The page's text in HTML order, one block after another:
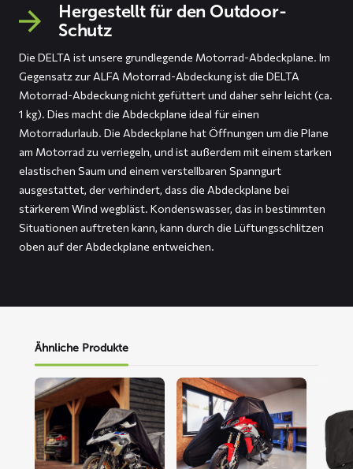
Hergestellt für den Outdoor-
Schutz
Die DELTA ist unsere grundlegende Motorrad-Abdeckplane. Im
Gegensatz zur ALFA Motorrad-Abdeckung ist die DELTA
Motorrad-Abdeckung nicht gefüttert und daher sehr leicht (ca.
1 kg). Dies macht die Abdeckplane ideal für einen
Motorradurlaub. Die Abdeckplane hat Öffnungen um die Plane
am Motorrad zu verriegeln, und ist außerdem mit einem starken
elastischen Saum und einem verstellbaren Spanngurt
ausgestattet, der verhindert, dass die Abdeckplane bei
stärkerem Wind wegbläst. Kondenswasser, das in bestimmten
Situationen auftreten kann, kann durch die Lüftungsschlitzen
oben auf der Abdeckplane entweichen.
Ähnliche Produkte
Mehr
lesen
über
ALFA
Motorrad-
Mehr
lesen
über
FLEXX
Motorrad-
über
FOX